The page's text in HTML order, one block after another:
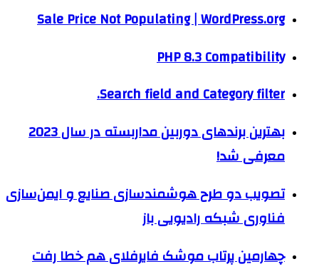
Sale Price Not Populating | WordPress.org
PHP 8.3 Compatibility
Search field and Category filter.
بهترین برندهای دوربین مداربسته در سال 2023
معرفی شد!
تصویب دو طرح هوشمندسازی صنایع و ایمن‌سازی
فناوری شبکه رادیویی باز
چهارمین پرتاب موشک فایرفلای هم خطا رفت